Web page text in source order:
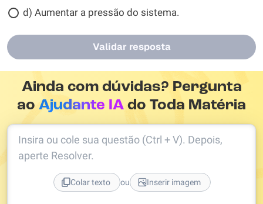
d) Aumentar a pressão do sistema.
Validar resposta
Ainda com dúvidas? Pergunta
aoAjudante IA do Toda Matéria
Insira ou cole sua questão (Ctrl + V). Depois,
aperte Resolver.
Colar texto ou Inserir imagem